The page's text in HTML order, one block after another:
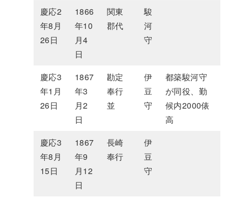
慶応2
年8月
26日
1866
年10
月4
日
関東
郡代
駿
河
守
慶応3
年1月
26日
1867
年3
月2
日
勘定
奉行
並
伊
豆
守
都築駿河守
が同役、勤
候内2000俵
高
慶応3
年8月
15日
1867
年9
月12
日
長崎
奉行
伊
豆
守